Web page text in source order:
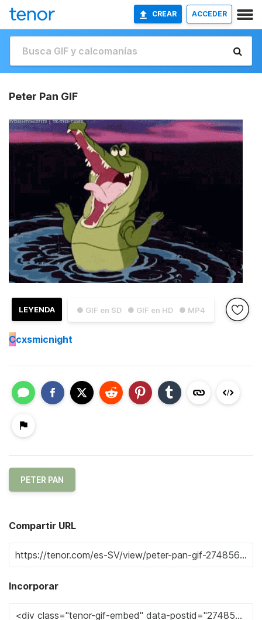
CREAR ACCEDER
Peter Pan GIF
● GIF en SD ● GIF en HD ● MP4
LEYENDA
Ccxsmicnight
PETER PAN
Compartir URL
Incorporar